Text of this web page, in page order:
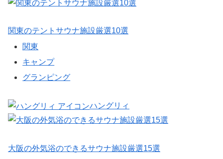
関東のテントサウナ施設厳選10選
関東
キャンプ
グランピング
ハングリィ
大阪の外気浴のできるサウナ施設厳選15選